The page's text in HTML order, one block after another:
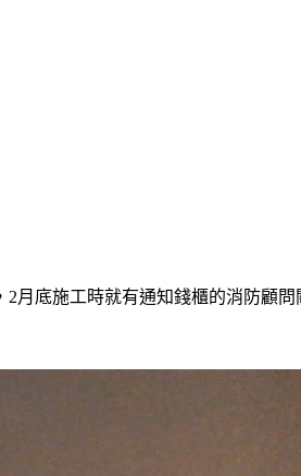
月底施工時就有通知錢櫃的消防顧問